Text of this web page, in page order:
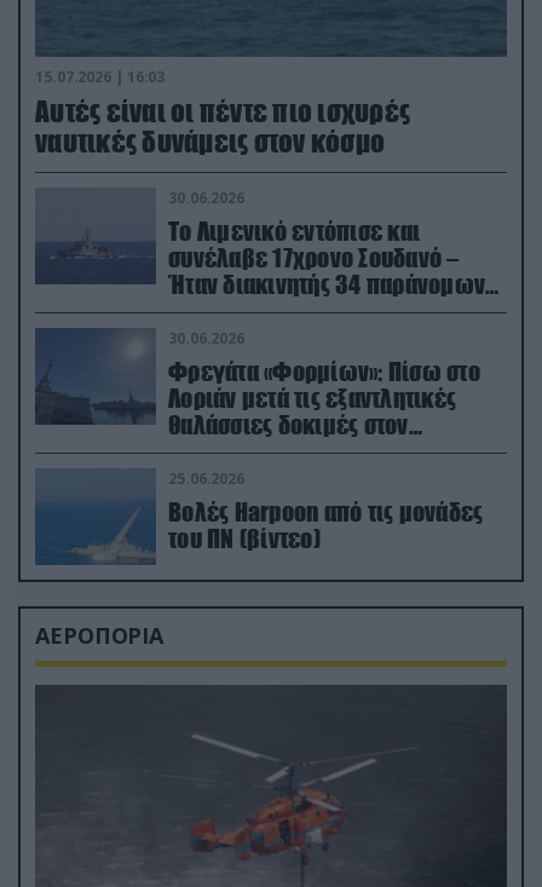
15.07.2026 | 16:03
Aυτές είναι οι πέντε πιο ισχυρές
ναυτικές δυνάμεις στον κόσμο
30.06.2026
Το Λιμενικό εντόπισε και
συνέλαβε 17χρονο Σουδανό –
Ήταν διακινητής 34 παράνομων
μεταναστών
30.06.2026
Φρεγάτα «Φορμίων»: Πίσω στο
Λοριάν μετά τις εξαντλητικές
θαλάσσιες δοκιμές στον
απαιτητικό Βισκαϊκό
25.06.2026
Βολές Harpoon από τις μονάδες
του ΠΝ (βίντεο)
ΑΕΡΟΠΟΡΙΑ